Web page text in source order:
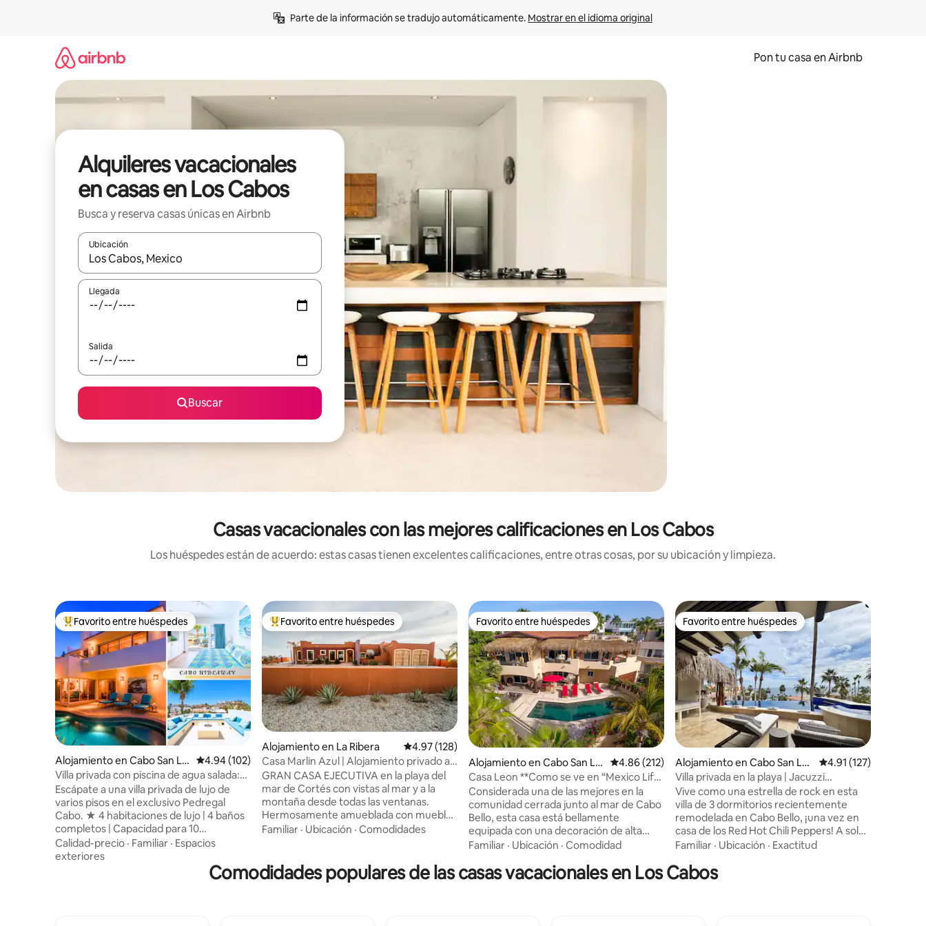
Parte de la información se tradujo automáticamente. Mostrar en el idioma original
Pon tu casa en Airbnb
Alquileres vacacionales
en casas en Los Cabos
Busca y reserva casas únicas en Airbnb
Ubicación
Cuando los resultados estén disponibles, navega con las teclas de flecha hacia arriba y hacia abajo o explora con el tacto o desliza el dedo.
Llegada
Salida
Buscar
Casas vacacionales con las mejores calificaciones en Los Cabos
Los huéspedes están de acuerdo: estas casas tienen excelentes calificaciones, entre otras cosas, por su ubicación y limpieza.
Favorito entre huéspedes preferido
Favorito entre huéspedes
Alojamiento en Cabo San Lu
cas
Calificación promedio: 4.94 de 5, 102 reseñas
4.94 (102)
Villa privada con piscina de agua salada:
vistas, acceso al complejo turístico
Escápate a una villa privada de lujo de
varios pisos en el exclusivo Pedregal
Cabo. ★ 4 habitaciones de lujo | 4 baños
completos | Capacidad para 10
huéspedes ★ Oasis en el patio trasero:
piscina de agua salada de forma libre •
Fogata a gas en el ambiente ★ Terraza
panorámica con vista al océano: amplias
Calidad-precio · Familiar · Espacios
exteriores
Favorito entre huéspedes preferido
Favorito entre huéspedes
Alojamiento en La Ribera Calificación promedio: 4.97 de 5, 128 reseñas
4.97 (128)
Casa Marlin Azul | Alojamiento privado a
pie de playa
GRAN CASA EJECUTIVA en la playa del
mar de Cortés con vistas al mar y a la
montaña desde todas las ventanas.
Hermosamente amueblada con muebles
artísticos mexicanos. Desde materiales y
día, disfrutarás de una gran cocina, 4
dormitorios, 3 baños completos y una
Familiar · Ubicación · Comodidades
Favorito entre huéspedes
Favorito entre huéspedes
Alojamiento en Cabo San Lu
cas
Calificación promedio: 4.86 de 5, 212 reseñas
4.86 (212)
Casa Leon **Como se ve en “Mexico Life”
de HGTV**
Considerada una de las mejores en la
comunidad cerrada junto al mar de Cabo
Bello, esta casa está bellamente
equipada con una decoración de alta
gama en todas partes, una cocina
acero inoxidable, piscina y barbacoa. La
propiedad cuenta con un amplio
Familiar · Ubicación · Comodidad
Favorito entre huéspedes
Favorito entre huéspedes
Alojamiento en Cabo San Luc
as
Calificación promedio:
4.91 (127)
Villa privada en la playa | Jacuzzi
climatizado | Vistas al mar
Vive como una estrella de rock en esta
villa de 3 dormitorios recientemente
remodelada en Cabo Bello, ¡una vez en
casa de los Red Hot Chili Peppers! A solo
10 minutos del centro de Cabo, disfruta
climatizada y jacuzzi, y las
impresionantes vistas al mar. El lujo
Familiar · Ubicación · Exactitud
Comodidades populares de las casas vacacionales en Los Cabos